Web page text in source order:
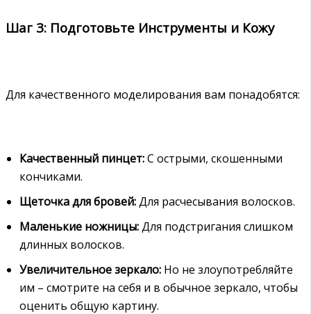
Шаг 3: Подготовьте Инструменты и Кожу
Для качественного моделирования вам понадобятся:
Качественный пинцет:С острыми, скошенными
кончиками.
Щеточка для бровей:Для расчесывания волосков.
Маленькие ножницы:Для подстригания слишком
длинных волосков.
Увеличительное зеркало: Но не злоупотребляйте
им – смотрите на себя и в обычное зеркало, чтобы
оценить общую картину.